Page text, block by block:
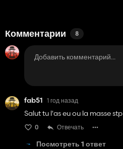
Комментарии 8
fab51 1 год назад
Salut tu l'as eu ou la masse stp
0 Отвечать
Посмотреть 1 ответ